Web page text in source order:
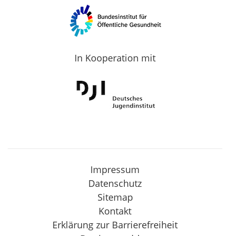
In Kooperation mit
Impressum
Datenschutz
Sitemap
Kontakt
Erklärung zur Barrierefreiheit